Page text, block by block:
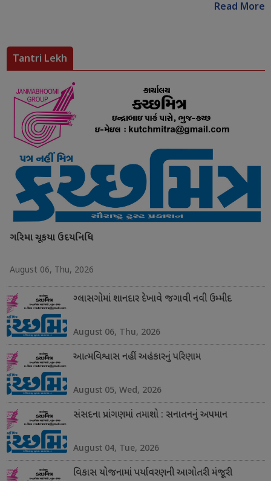
Read More
Tantri Lekh
ગરિમા ચૂકયા ઉદયનિધિ
August 06, Thu, 2026
ગ્લાસગોમાં શાનદાર દેખાવે જગાવી નવી ઉમ્મીદ
August 06, Thu, 2026
આત્મવિશ્વાસ નહીં અહંકારનું પરિણામ
August 05, Wed, 2026
સંસદના પ્રાંગણમાં તમાશો : સનાતનનું અપમાન
August 04, Tue, 2026
વિકાસ યોજનામાં પર્યાવરણની આગોતરી મંજૂરી